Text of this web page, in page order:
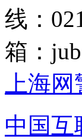
线：
箱：
上海
中国互